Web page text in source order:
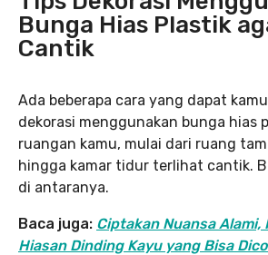
Bunga Hias Plastik
Cantik
Ada beberapa cara yang dapat
dekorasi menggunakan bunga hias
ruangan kamu, mulai dari ruang
hingga kamar tidur terlihat cantik.
di antaranya.
Baca juga: Ciptakan Nuansa
Hiasan Dinding Kayu yang Bisa